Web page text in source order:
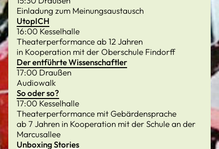
Einladung zum Meinungsaustausch
UtopICH
16:00 Kesselhalle
Theaterperformance ab 12 Jahren
in Kooperation mit der Oberschule Findorff
Der entführte Wissenschaftler
17:00 Draußen
Audiowalk
So oder so?
17:00 Kesselhalle
Theaterperformance mit Gebärdensprache
ab 7 Jahren in Kooperation mit der Schule an der
Marcusallee
Unboxing Stories